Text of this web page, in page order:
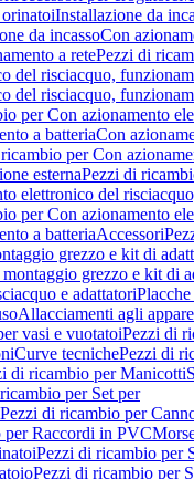
Installazione da
da incassoCon
a retePezzi di
del risciacquo,
del risciacquo,
per Con azionamento
a batteriaCon
per Con
esternaPezzi di
elettronico del
per Con azionamento
a batteriaAccessori
grezzo e kit di
grezzo e kit di
e adattatori
Allacciamenti agli
vasi e vuotatoiPezzi di
Curve tecnichePezzi di
di ricambio per Manicotti
per Set per
Pezzi di ricambio per
per Raccordi in PVC
Pezzi di ricambio per
Pezzi di ricambio per